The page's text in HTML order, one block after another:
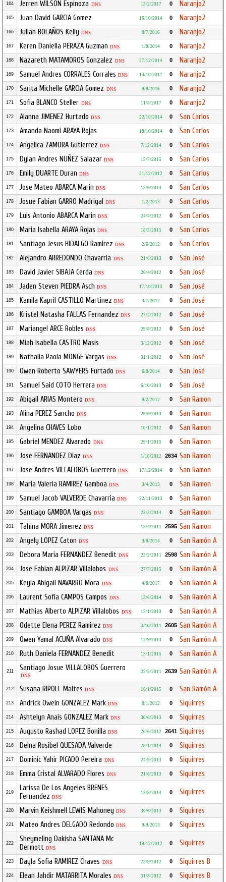
164 Jerren WILSON Espinoza DNS 13/2/2017 0 Naranjo2
165 Juan David GARCIA Gomez 16/10/2014 0 Naranjo2
166 Julian BOLAÑOS Kelly DNS 8/7/2016 0 Naranjo2
167 Keren Daniella PERAZA Guzman DNS 1/8/2014 0 Naranjo2
168 Nazareth MATAMOROS Gonzalez DNS 27/12/2014 0 Naranjo2
169 Samuel Andres CORRALES Corrales DNS 13/10/2017 0 Naranjo2
170 Sarita Michelle GARCIA Gomez DNS 9/9/2016 0 Naranjo2
171 Sofia BLANCO Steller DNS 11/8/2017 0 Naranjo2
172 Alanna JIMENEZ Hurtado DNS 22/10/2014 0 San Carlos
173 Amanda Naomi ARAYA Rojas 18/10/2014 0 San Carlos
174 Angelica ZAMORA Gutierrez DNS 7/12/2014 0 San Carlos
175 Dylan Andres NUÑEZ Salazar DNS 15/7/2015 0 San Carlos
176 Emily DUARTE Duran DNS 21/12/2012 0 San Carlos
177 Jose Mateo ABARCA Marin DNS 15/6/2014 0 San Carlos
178 Josue Fabian GARRO Madrigal DNS 1/2/2013 0 San Carlos
179 Luis Antonio ABARCA Marin DNS 24/4/2012 0 San Carlos
180 Maria Isabella ARAYA Rojas DNS 18/5/2015 0 San Carlos
181 Santiago Jesus HIDALGO Ramirez DNS 2/6/2012 0 San Carlos
182 Alejandro ARREDONDO Chavarria DNS 21/6/2013 0 San José
183 David Javier SIBAJA Cerda DNS 26/4/2012 0 San José
184 Jaden Steven PIEDRA Asch DNS 17/10/2013 0 San José
185 Kamila Kapril CASTILLO Martinez DNS 3/1/2012 0 San José
186 Kristel Natasha FALLAS Fernandez DNS 27/2/2012 0 San José
187 Mariangel ARCE Robles DNS 29/8/2012 0 San José
188 Miah Isabella CASTRO Masis 3/12/2012 0 San José
189 Nathalia Paola MONGE Vargas DNS 31/1/2012 0 San José
190 Owen Roberto SAWYERS Furtado DNS 6/8/2014 0 San José
191 Samuel Said COTO Herrera DNS 6/10/2013 0 San José
192 Abigail ARIAS Montero DNS 9/2/2012 0 San Ramon
193 Alina PEREZ Sancho DNS 26/6/2013 0 San Ramon
194 Angelina CHAVES Lobo 10/1/2012 0 San Ramon
195 Gabriel MENDEZ Alvarado DNS 29/1/2015 0 San Ramon
196 Jose FERNANDEZ Diaz DNS 1/10/2012 2634 San Ramon
197 Jose Andres VILLALOBOS Guerrero DNS 17/12/2014 0 San Ramon
198 Maria Valeria RAMIREZ Gamboa DNS 3/4/2013 0 San Ramon
199 Samuel Jacob VALVERDE Chavarria DNS 22/11/2013 0 San Ramon
200 Santiago GAMBOA Vargas DNS 23/3/2014 0 San Ramon
201 Tahina MORA Jimenez DNS 15/4/2011 2595 San Ramon
202 Angely LOPEZ Caton DNS 3/9/2014 0 San Ramón A
203 Debora Maria FERNANDEZ Benedit DNS 23/2/2011 2598 San Ramón A
204 Jose Fabian ALPIZAR Villalobos DNS 27/7/2015 0 San Ramón A
205 Keyla Abigail NAVARRO Mora DNS 4/8/2017 0 San Ramón A
206 Laurent Sofia CAMPOS Campos DNS 13/6/2014 0 San Ramón A
207 Mathias Alberto ALPIZAR Villalobos DNS 15/1/2013 0 San Ramón A
208 Odette Elena PEREZ Ramirez DNS 3/10/2011 2605 San Ramón A
209 Owen Yamal ACUÑA Alvarado DNS 12/9/2013 0 San Ramón A
210 Ruth Daniela FERNANDEZ Benedit 13/1/2015 0 San Ramón A
211 Santiago Josue VILLALOBOS Guerrero
DNS
22/5/2011 2639 San Ramón A
212 Susana RIPOLL Maltes DNS 16/1/2015 0 San Ramón A
213 Andrick Owein GONZALEZ Mark DNS 8/1/2012 0 Siquirres
214 Ashtelyn Anais GONZALEZ Mark DNS 30/6/2013 0 Siquirres
215 Augusto Rashad LOPEZ Bonilla DNS 20/6/2012 2641 Siquirres
216 Deina Rosibel QUESADA Valverde 28/1/2014 0 Siquirres
217 Dominic Yahir PICADO Pereira DNS 24/9/2013 0 Siquirres
218 Emma Cristal ALVARADO Flores DNS 21/6/2013 0 Siquirres
219
Larissa De Los Angeles BRENES
Fernandez DNS
13/8/2014 0 Siquirres
220 Marvin Keishmell LEWIS Mahoney DNS 30/6/2013 0 Siquirres
221 Mateo Andres DELGADO Redondo DNS 9/9/2013 0 Siquirres
222
Sheymeling Dakisha SANTANA Mc
Dermott DNS
19/12/2012 0 Siquirres
223 Dayla Sofia RAMIREZ Chaves DNS 23/9/2012 0 Siquirres B
224 Elean Jahdir MATARRITA Morales DNS 31/8/2012 0 Siquirres B